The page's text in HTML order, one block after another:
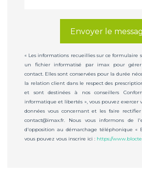
Envoyer le
« Les informations recueillies sur ce formulaire
un fichier informatisé par imax pour
contact. Elles sont conservées pour la durée
la relation client dans le respect des
et sont destinées à nos conseillers
informatique et libertés », vous pouvez exercer
données vous concernant et les faire
contact@imax.fr. Nous vous informons de
d'opposition au démarchage téléphonique «
vous pouvez vous inscrire ici : https://